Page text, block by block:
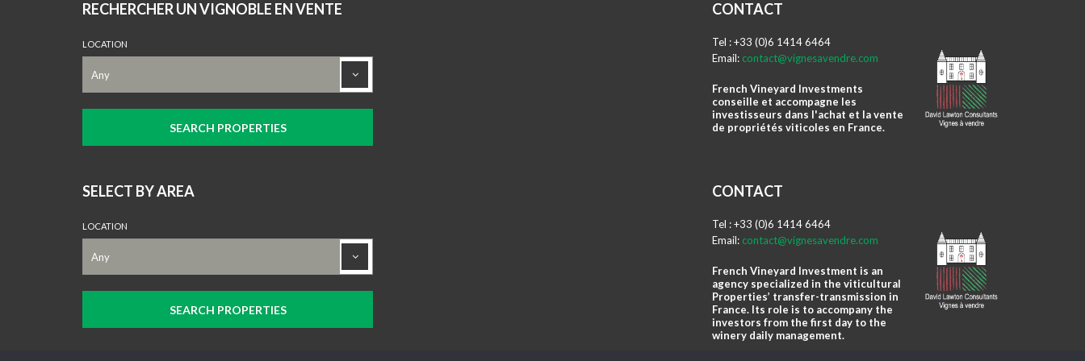
RECHERCHER UN VIGNOBLE EN VENTE
LOCATION
SELECT BY AREA
LOCATION
CONTACT
Tel : +33 (0)6 1414 6464
Email: contact@vignesavendre.com
French Vineyard Investments
conseille et accompagne les
investisseurs dans l'achat et la vente
de propriétés viticoles en France.
CONTACT
Tel : +33 (0)6 1414 6464
Email: contact@vignesavendre.com
French Vineyard Investment is an
agency specialized in the viticultural
Properties’ transfer-transmission in
France. Its role is to accompany the
investors from the first day to the
winery daily management.